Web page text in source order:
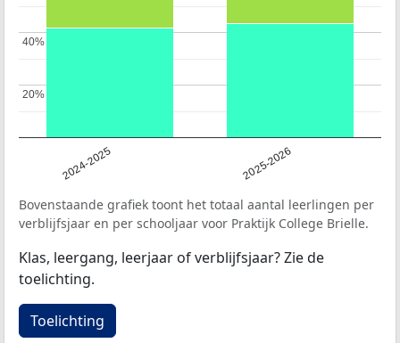
2024-2025 2025-2026
20%
20%
40%
40%
Bovenstaande grafiek toont het totaal aantal leerlingen per
verblijfsjaar en per schooljaar voor Praktijk College Brielle.
Klas, leergang, leerjaar of verblijfsjaar? Zie de
toelichting.
Toelichting